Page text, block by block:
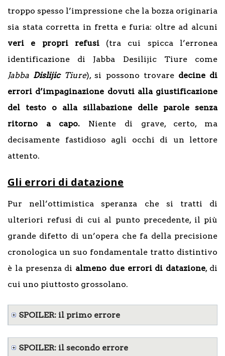
troppo spesso l’impressione che la bozza originaria
sia stata corretta in fretta e furia: oltre ad alcuni
veri e propri refusi(tra cui spicca l’erronea
identificazione di Jabba Desilijic Tiure come
Jabba DislijicTiure), si possono trovare decine di
errori d’impaginazione dovuti alla giustificazione
del testo o alla sillabazione delle parole senza
ritorno a capo. Niente di grave, certo, ma
decisamente fastidioso agli occhi di un lettore
attento.
Gli errori di datazione
Pur nell’ottimistica speranza che si tratti di
ulteriori refusi di cui al punto precedente, il più
grande difetto di un’opera che fa della precisione
cronologica un suo fondamentale tratto distintivo
è la presenza di almeno due errori di datazione, di
cui uno piuttosto grossolano.
SPOILER: il primo errore
SPOILER: il secondo errore